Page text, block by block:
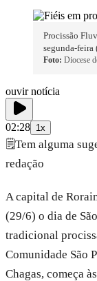
Procissão
segunda-
Foto: Diocese
ouvir notícia
02:28 1x
🗒️Tem alguma
redação
A capital de
(29/6) o dia de
tradicional
Comunidade São
Chagas, começa